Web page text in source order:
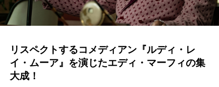
リスペクトするコメディアン『ルディ・レ
イ・ムーア』を演じたエディ・マーフィの集
大成！